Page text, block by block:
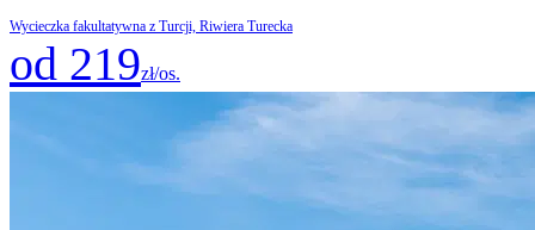
Wycieczka fakultatywna z Turcji, Riwiera Turecka
od 219zł/os.